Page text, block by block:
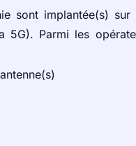
sont implantée(s)
5G). Parmi les